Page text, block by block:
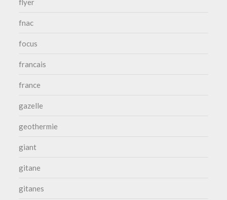
flyer
fnac
focus
francais
france
gazelle
geothermie
giant
gitane
gitanes